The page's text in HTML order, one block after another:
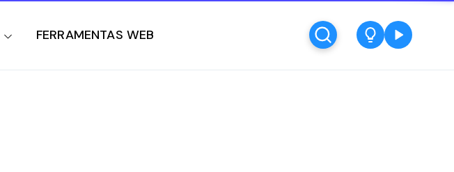
FERRAMENTAS WEB